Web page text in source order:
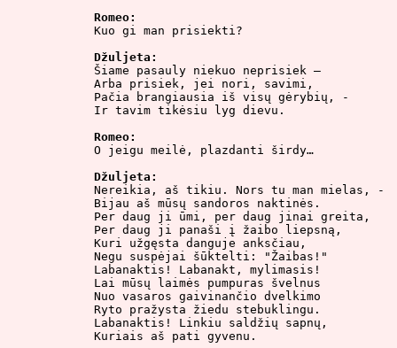
Romeo:
Kuo gi man prisiekti?
Džuljeta:
Šiame pasauly niekuo neprisiek –
Arba prisiek, jei nori, savimi,
Pačia brangiausia iš visų gėrybių, -
Ir tavim tikėsiu lyg dievu.
Romeo:
O jeigu meilė, plazdanti širdy…
Džuljeta:
Nereikia, aš tikiu. Nors tu man mielas, -
Bijau aš mūsų sandoros naktinės.
Per daug ji ūmi, per daug jinai greita,
Per daug ji panaši į žaibo liepsną,
Kuri užgęsta danguje anksčiau,
Negu suspėjai šūktelti: "Žaibas!"
Labanaktis! Labanakt, mylimasis!
Lai mūsų laimės pumpuras švelnus
Nuo vasaros gaivinančio dvelkimo
Ryto pražysta žiedu stebuklingu.
Labanaktis! Linkiu saldžių sapnų,
Kuriais aš pati gyvenu.